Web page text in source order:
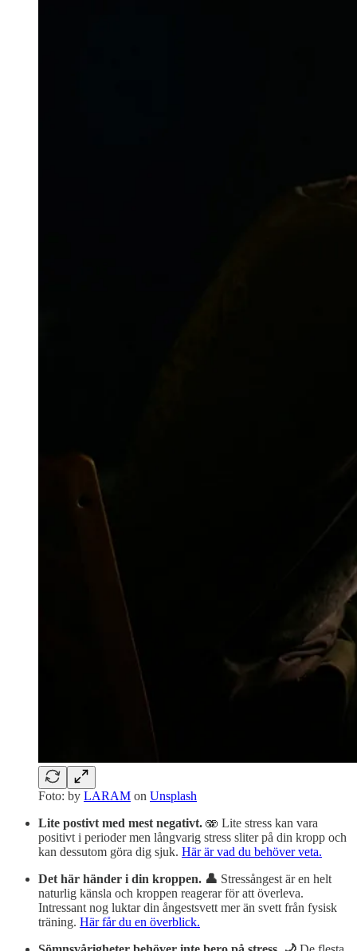
Foto: by LARAM on Unsplash
Lite postivt med mest negativt. 🫨 Lite stress kan vara
positivt i perioder men långvarig stress sliter på din kropp och
kan dessutom göra dig sjuk. Här är vad du behöver veta.
Det här händer i din kroppen. 👤 Stressångest är en helt
naturlig känsla och kroppen reagerar för att överleva.
Intressant nog luktar din ångestsvett mer än svett från fysisk
träning. Här får du en överblick.